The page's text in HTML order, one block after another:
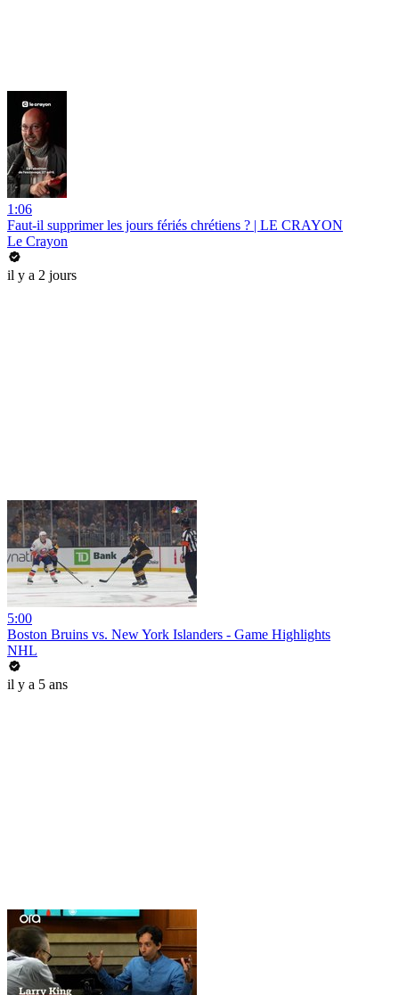
1:06
Faut-il supprimer les jours fériés chrétiens ? | LE CRAYON
Le Crayon
il y a 2 jours
5:00
Boston Bruins vs. New York Islanders - Game Highlights
NHL
il y a 5 ans